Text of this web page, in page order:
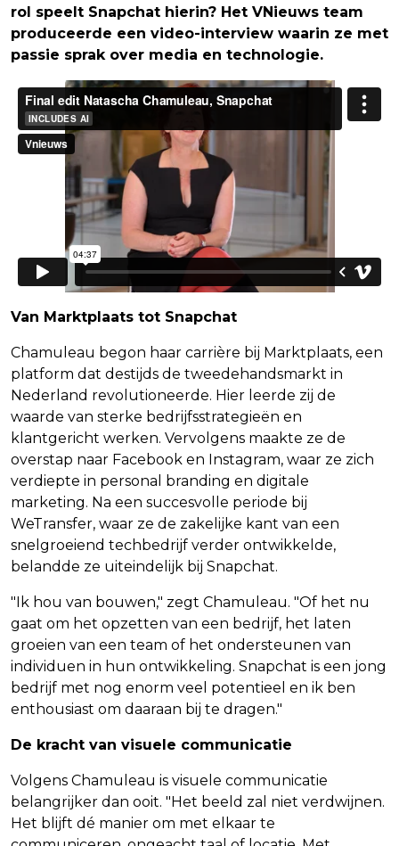
rol speelt Snapchat hierin? Het VNieuws team
produceerde een video-interview waarin ze met
passie sprak over media en technologie.
Van Marktplaats tot Snapchat
Chamuleau begon haar carrière bij Marktplaats, een
platform dat destijds de tweedehandsmarkt in
Nederland revolutioneerde. Hier leerde zij de
waarde van sterke bedrijfsstrategieën en
klantgericht werken. Vervolgens maakte ze de
overstap naar Facebook en Instagram, waar ze zich
verdiepte in personal branding en digitale
marketing. Na een succesvolle periode bij
WeTransfer, waar ze de zakelijke kant van een
snelgroeiend techbedrijf verder ontwikkelde,
belandde ze uiteindelijk bij Snapchat.
"Ik hou van bouwen," zegt Chamuleau. "Of het nu
gaat om het opzetten van een bedrijf, het laten
groeien van een team of het ondersteunen van
individuen in hun ontwikkeling. Snapchat is een jong
bedrijf met nog enorm veel potentieel en ik ben
enthousiast om daaraan bij te dragen."
De kracht van visuele communicatie
Volgens Chamuleau is visuele communicatie
belangrijker dan ooit. "Het beeld zal niet verdwijnen.
Het blijft dé manier om met elkaar te